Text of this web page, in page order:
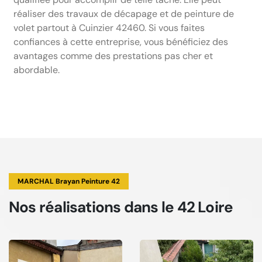
réaliser des travaux de décapage et de peinture de
volet partout à Cuinzier 42460. Si vous faites
confiances à cette entreprise, vous bénéficiez des
avantages comme des prestations pas cher et
abordable.
MARCHAL Brayan Peinture 42
Nos réalisations dans le 42 Loire